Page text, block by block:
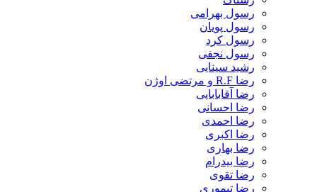
رسول بهرامی
رسول پویان
رسول کرد
رسول نجفی
رشید سینایی
رضا R.F و مرتضی اوژن
رضا آقابابایی
رضا احسانی
رضا احمدی
رضا اکبری
رضا بهاری
رضا بیدرام
رضا تقوی
رضا تیموری